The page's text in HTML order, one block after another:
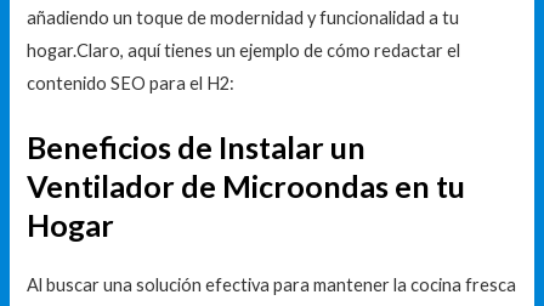
añadiendo un toque de modernidad y funcionalidad a tu
hogar.Claro, aquí tienes un ejemplo de cómo redactar el
contenido SEO para el H2:
Beneficios de Instalar un
Ventilador de Microondas en tu
Hogar
Al buscar una solución efectiva para mantener la cocina fresca